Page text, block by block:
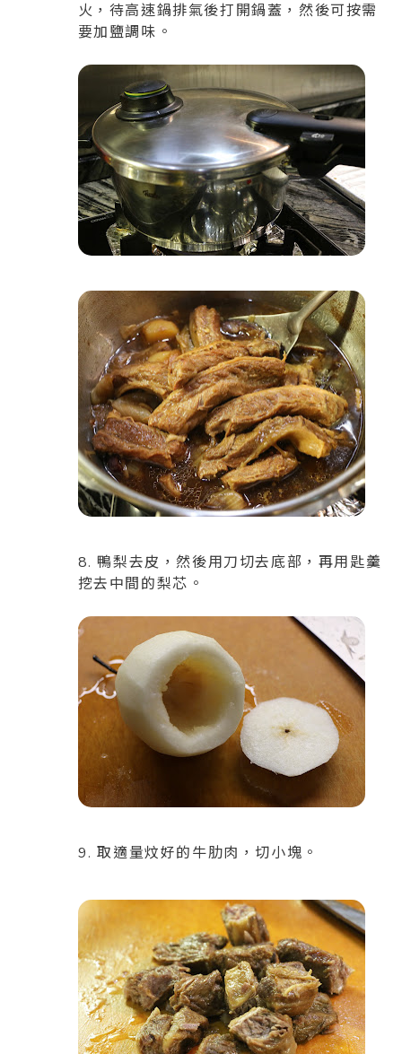
火，待高速鍋排氣後打開鍋蓋，然後可按需
要加鹽調味。
8. 鴨梨去皮，然後用刀切去底部，再用匙羹
挖去中間的梨芯。
9. 取適量炆好的牛肋肉，切小塊。